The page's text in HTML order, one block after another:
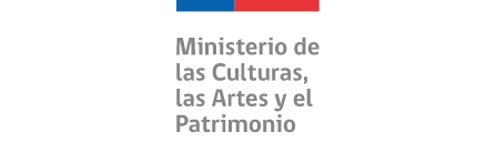
Ministerio de las